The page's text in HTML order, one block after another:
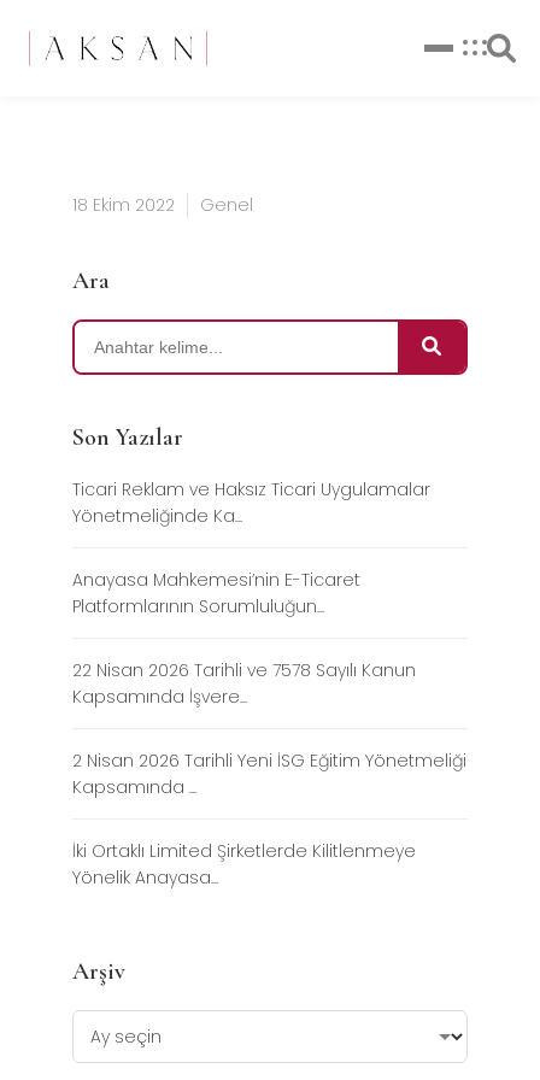
18 Ekim 2022 Genel
Ara
Son Yazılar
Ticari Reklam ve Haksız Ticari Uygulamalar
Yönetmeliğinde Ka...
Anayasa Mahkemesi’nin E-Ticaret
Platformlarının Sorumluluğun...
22 Nisan 2026 Tarihli ve 7578 Sayılı Kanun
Kapsamında İşvere...
2 Nisan 2026 Tarihli Yeni İSG Eğitim Yönetmeliği
Kapsamında ...
İki Ortaklı Limited Şirketlerde Kilitlenmeye
Yönelik Anayasa...
Arşiv